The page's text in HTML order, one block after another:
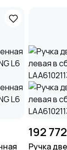
192
Ручка